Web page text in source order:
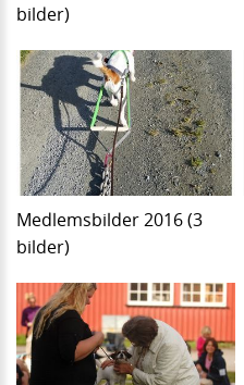
bilder)
Medlemsbilder 2016 (3
bilder)